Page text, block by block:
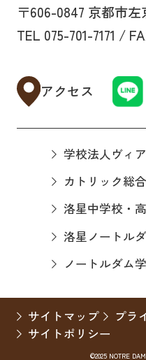
〒606-0847 京都市
TEL 075-701-7171 /
アクセス
学校法人ヴィ
カトリック総
洛星中学校・
洛星ノートル
ノートルダム
サイトマップ
プラ
サイトポリシー
©2025 NOTRE